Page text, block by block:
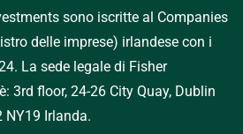
sono iscritte al Companies
delle imprese) irlandese con i
La sede legale di Fisher
3rd floor, 24-26 City Quay, Dublin
NY19 Irlanda.